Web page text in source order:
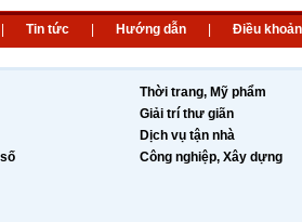
Tin tức Hướng dẫn Điều khoản
Thời trang, Mỹ phẩm
Giải trí thư giãn
Dịch vụ tận nhà
Công nghiệp, Xây dựng